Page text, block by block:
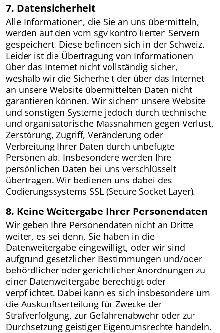
7. Datensicherheit
Alle Informationen, die Sie an uns übermitteln,
werden auf den vom sgv kontrollierten Servern
gespeichert. Diese befinden sich in der Schweiz.
Leider ist die Übertragung von Informationen
über das Internet nicht vollständig sicher,
weshalb wir die Sicherheit der über das Internet
an unsere Website übermittelten Daten nicht
garantieren können. Wir sichern unsere Website
und sonstigen Systeme jedoch durch technische
und organisatorische Massnahmen gegen Verlust,
Zerstörung, Zugriff, Veränderung oder
Verbreitung Ihrer Daten durch unbefugte
Personen ab. Insbesondere werden Ihre
persönlichen Daten bei uns verschlüsselt
übertragen. Wir bedienen uns dabei des
Codierungssystems SSL (Secure Socket Layer).
8. Keine Weitergabe Ihrer Personendaten
Wir geben Ihre Personendaten nicht an Dritte
weiter, es sei denn, Sie haben in die
Datenweitergabe eingewilligt, oder wir sind
aufgrund gesetzlicher Bestimmungen und/oder
behördlicher oder gerichtlicher Anordnungen zu
einer Datenweitergabe berechtigt oder
verpflichtet. Dabei kann es sich insbesondere um
die Auskunftserteilung für Zwecke der
Strafverfolgung, zur Gefahrenabwehr oder zur
Durchsetzung geistiger Eigentumsrechte handeln.